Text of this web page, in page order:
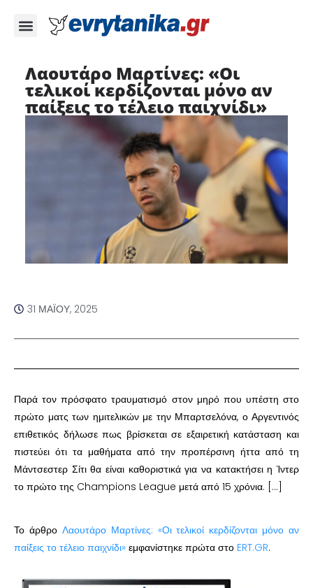
Λαουτάρο Μαρτίνες: «Οι
τελικοί κερδίζονται μόνο αν
παίξεις το τέλειο παιχνίδι»
31 ΜΑΪ́ΟΥ, 2025
Παρά τον πρόσφατο τραυματισμό στον μηρό που υπέστη στο
πρώτο ματς των ημιτελικών με την Μπαρτσελόνα, ο Αργεντινός
επιθετικός δήλωσε πως βρίσκεται σε εξαιρετική κατάσταση και
πιστεύει ότι τα μαθήματα από την προπέρσινη ήττα από τη
Μάντσεστερ Σίτι θα είναι καθοριστικά για να κατακτήσει η Ίντερ
το πρώτο της Champions League μετά από 15 χρόνια. […]
Το άρθρο Λαουτάρο Μαρτίνες: «Οι τελικοί κερδίζονται μόνο αν
παίξεις το τέλειο παιχνίδι» εμφανίστηκε πρώτα στο ERT.GR.